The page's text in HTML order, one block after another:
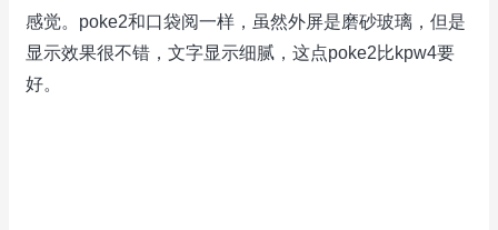
感觉。poke2和口袋阅一样，虽然外屏是磨砂玻璃，但是
显示效果很不错，文字显示细腻，这点poke2比kpw4要
好。